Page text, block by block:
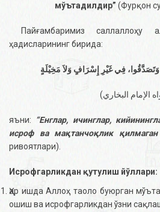
мўътадилдир” (Фурқон
Пайғамбаримиз саллаллоҳу
ҳадисларининг бирида:
وَتَصَدَّقُوا، فِي غَيْرِ إِسْرَافٍ وَلاَ مَخِيْلَةٍ
яъни:
“Енглар, ичинглар,
исроф ва мақтанчоқлик қилмаган
ривоятлари).
Исрофгарликдан қутулиш йўллари:
Ҳар ишда Аллоҳ таоло буюрган
ошиш ва исрофгарликдан ўзни